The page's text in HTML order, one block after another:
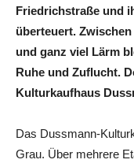
Friedrichstraße und
überteuert.
und ganz viel Lärm
Ruhe und Zuflucht.
Kulturkaufhaus
Das Dussmann-
Grau. Über mehrere